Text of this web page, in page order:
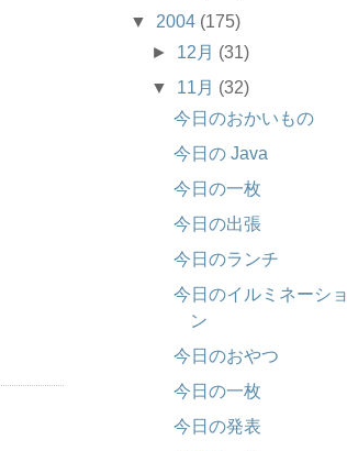
▼ 2004 (175)
► 12月 (31)
▼ 11月 (32)
今日のおかいもの
今日の Java
今日の一枚
今日の出張
今日のランチ
今日のイルミネーショ
ン
今日のおやつ
今日の一枚
今日の発表